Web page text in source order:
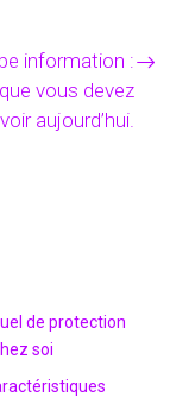
information :
vous devez
aujourd’hui.
de protection
soi